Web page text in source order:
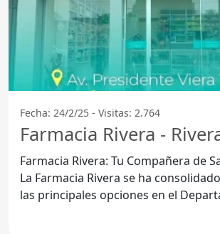
Fecha: 24/2/25 - Visitas: 2.764
Farmacia Rivera -
Farmacia Rivera: Tu Compañera de
La Farmacia Rivera se ha
las principales opciones en el